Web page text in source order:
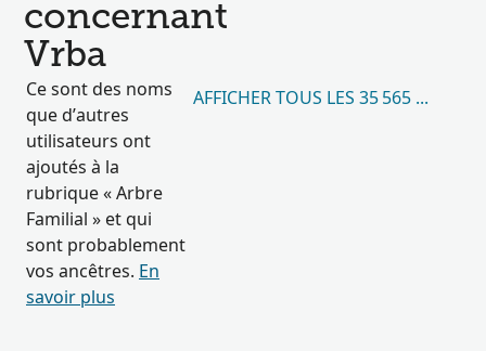
concernant
Vrba
Ce sont des noms
que d’autres
utilisateurs ont
ajoutés à la
rubrique « Arbre
Familial » et qui
sont probablement
vos ancêtres. En
savoir plus
AFFICHER TOUS LES 35 565